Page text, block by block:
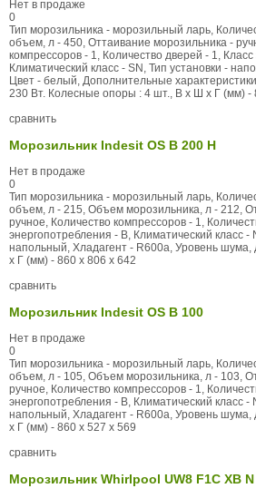
Нет в продаже
0
Тип морозильника - морозильный ларь,
объем, л - 450, Оттаивание морозильника -
компрессоров - 1, Количество дверей - 1,
Климатический класс - SN, Тип установки -
Цвет - белый, Дополнительные
230 Вт. Колесные опоры : 4 шт., В x Ш x Г (мм) -
сравнить
Морозильник Indesit OS B 200 H
Нет в продаже
0
Тип морозильника - морозильный ларь,
объем, л - 215, Объем морозильника, л - 212,
ручное, Количество компрессоров - 1,
энергопотребления - B, Климатический класс -
напольный, Хладагент - R600a, Уровень
x Г (мм) - 860 x 806 x 642
сравнить
Морозильник Indesit OS B 100
Нет в продаже
0
Тип морозильника - морозильный ларь,
объем, л - 105, Объем морозильника, л - 103,
ручное, Количество компрессоров - 1,
энергопотребления - B, Климатический класс -
напольный, Хладагент - R600a, Уровень
x Г (мм) - 860 x 527 x 569
сравнить
Морозильник Whirlpool UW8 F1C XB N